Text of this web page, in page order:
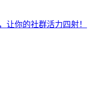
让你的社群活力四射！